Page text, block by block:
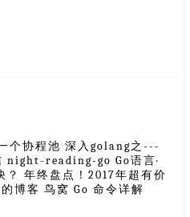
个协程池 深入golang之---
reading-go Go语言·
？ 年终盘点！2017年超有价
博客 鸟窝 Go 命令详解